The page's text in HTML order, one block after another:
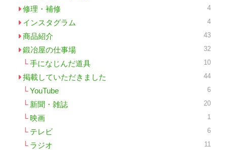
修理・補修 4
インスタグラム 4
商品紹介 43
鍛冶屋の仕事場 32
手になじんだ道具 10
掲載していただきました 44
YouTube 6
新聞・雑誌 20
映画 1
テレビ 6
ラジオ 11